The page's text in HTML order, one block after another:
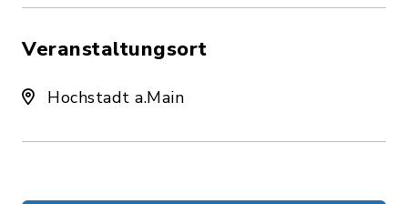
Veranstaltungsort
Hochstadt a.Main